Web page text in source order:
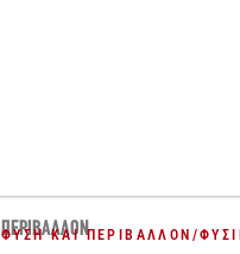
ΠΕΡΙΒΆΛΛΟΝ
ΦΎΣΗ ΚΑΙ ΠΕΡΙΒΆΛΛΟΝ /